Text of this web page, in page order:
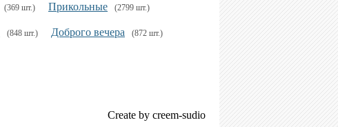
(369 шт.) Прикольные (2799 шт.)
(848 шт.) Доброго вечера (872 шт.)
Create by creem-sudio